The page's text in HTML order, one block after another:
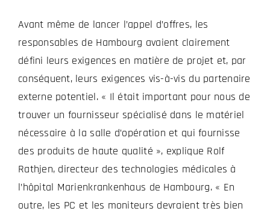
Avant même de lancer l’appel d’offres, les
responsables de Hambourg avaient clairement
défini leurs exigences en matière de projet et, par
conséquent, leurs exigences vis-à-vis du partenaire
externe potentiel. « Il était important pour nous de
trouver un fournisseur spécialisé dans le matériel
nécessaire à la salle d’opération et qui fournisse
des produits de haute qualité », explique Rolf
Rathjen, directeur des technologies médicales à
l’hôpital Marienkrankenhaus de Hambourg. « En
outre, les PC et les moniteurs devraient très bien